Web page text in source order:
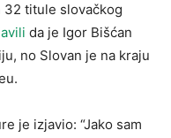
titule slovačkog
da je Igor Bišćan
no Slovan je na kraju
je izjavio: “Jako sam